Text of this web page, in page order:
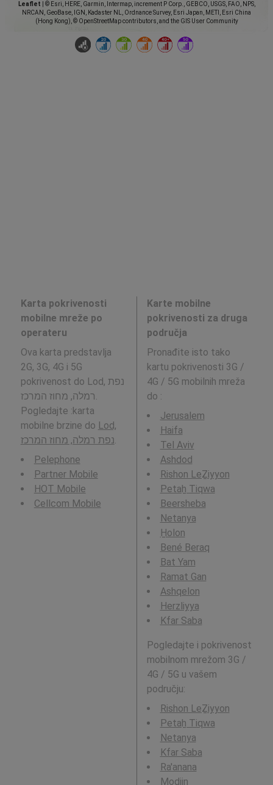
Leaflet
© Esri, HERE, Garmin, Intermap, increment P Corp., GEBCO, USGS, FAO, NPS,
NRCAN, GeoBase, IGN, Kadaster NL, Ordnance Survey, Esri Japan, METI, Esri China
(Hong Kong), © OpenStreetMap contributors, and the GIS User Community
Karta pokrivenosti
mobilne mreže po
operateru
Ova karta predstavlja
2G, 3G, 4G i 5G
pokrivenost do Lod, נפת
רמלה, מחוז המרכז.
Pogledajte :karta
mobilne brzine do Lod,
נפת רמלה, מחוז המרכז.
Pelephone
Partner Mobile
HOT Mobile
Cellcom Mobile
Karte mobilne
pokrivenosti za druga
područja
Pronađite isto tako
kartu pokrivenosti 3G /
4G / 5G mobilnih mreža
do :
Jerusalem
Haifa
Tel Aviv
Ashdod
Rishon LeẔiyyon
Petaẖ Tiqwa
Beersheba
Netanya
H̱olon
Bené Beraq
Bat Yam
Ramat Gan
Ashqelon
Herzliyya
Kfar Saba
Pogledajte i pokrivenost
mobilnom mrežom 3G /
4G / 5G u vašem
području:
Rishon LeẔiyyon
Petaẖ Tiqwa
Netanya
Kfar Saba
Ra'anana
Modiin